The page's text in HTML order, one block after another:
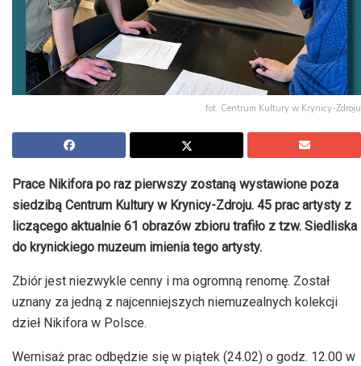
fot. Centrum Kultury w Krynicy-Zdroju
Prace Nikifora po raz pierwszy zostaną wystawione poza
siedzibą Centrum Kultury w Krynicy-Zdroju. 45 prac artysty z
liczącego aktualnie 61 obrazów zbioru trafiło z tzw. Siedliska
do krynickiego muzeum imienia tego artysty.
Zbiór jest niezwykle cenny i ma ogromną renomę. Został
uznany za jedną z najcenniejszych niemuzealnych kolekcji
dzieł Nikifora w Polsce.
Wernisaż prac odbędzie się w piątek (24.02) o godz. 12.00 w